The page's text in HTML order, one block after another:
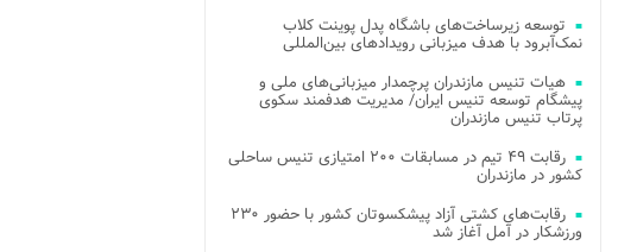
توسعه زیرساخت‌های باشگاه پدل پوینت کلاب
نمک‌آبرود با هدف میزبانی رویدادهای بین‌المللی
هیات تنیس مازندران پرچمدار میزبانی‌های ملی و
پیشگام توسعه تنیس ایران/ مدیریت هدفمند سکوی
پرتاب تنیس مازندران
رقابت ۴۹ تیم در مسابقات ۲۰۰ امتیازی تنیس ساحلی
کشور در مازندران
رقابت‌های کشتی آزاد پیشکسوتان کشور با حضور ۲۳۰
ورزشکار در آمل آغاز شد